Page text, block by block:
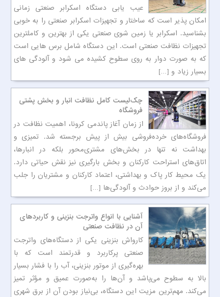
عیب یابی دستگاه اسکرابر صنعتی زمانی
امکان پذیر است که ساختار و تجهیزات اسکرابر صنعتی را به خوبی
بشناسید. اسکرابر یا زمین شوی صنعتی یکی از بهترین و کاملترین
تجهیزات نظافت صنعتی است. این دستگاه شامل برس هایی است
که به صورت دوار به روی سطوح کشیده می شود و آلودگی های
بسیار زیاد و […]
چک‌لیست کامل نظافت انبار و بخش پشتی
فروشگاه
از زمان آغاز پاندمی کرونا، اهمیت نظافت در
فروشگاه‌های خرده‌فروشی بیش از پیش برجسته شد. تمیزی و
بهداشت نه تنها در بخش‌های مشتری‌محور بلکه در انبارها،
اتاق‌های استراحت کارکنان و بخش بارگیری نیز نقش حیاتی دارد.
یک محیط کار پاک و بهداشتی، اعتماد کارکنان و مشتریان را جلب
می‌کند و از بروز حوادث و آلودگی‌ها […]
آشنایی با انواع واترجت بنزینی و کاربردهای
آن در نظافت صنعتی
کارواش بنزینی یکی از دستگاه‌های واترجت
صنعتی پرکاربرد و قدرتمند است که با
بهره‌گیری از موتور بنزینی، آب را با فشار بسیار
بالا به سطوح می‌پاشد و آن‌ها را به‌صورت عمیق و مؤثر تمیز
می‌کند. مهم‌ترین مزیت این دستگاه، بی‌نیاز بودن آن از برق شهری